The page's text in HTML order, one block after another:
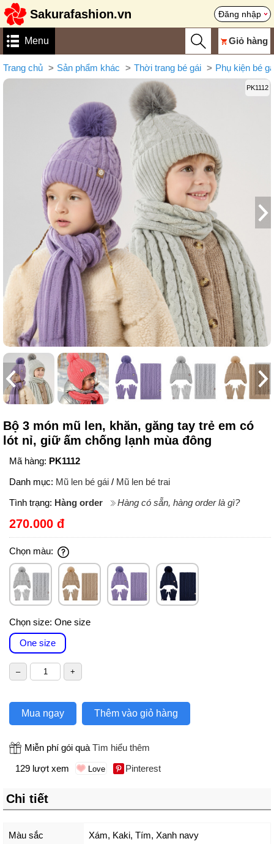
Sakurafashion.vn Đăng nhập
Menu Giỏ hàng
Trang chủ Sản phẩm khác Thời trang bé gái Phụ kiện bé
PK1112
Bộ 3 món mũ len, khăn, găng tay trẻ em có
lót nỉ, giữ ấm chống lạnh mùa đông
Mã hàng: PK1112
Danh mục: Mũ len bé gái / Mũ len bé trai
Tình trạng: Hàng order Hàng có sẵn, hàng order là gì?
270.000 đ
Chọn màu:
Chọn size: One size
One size
Mua ngay Thêm vào giỏ hàng
Miễn phí gói quà Tìm hiểu thêm
129 lượt xem
Pinterest
Chi tiết
Màu sắc Xám, Kaki, Tím, Xanh navy